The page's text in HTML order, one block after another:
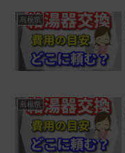
島根県
島根県